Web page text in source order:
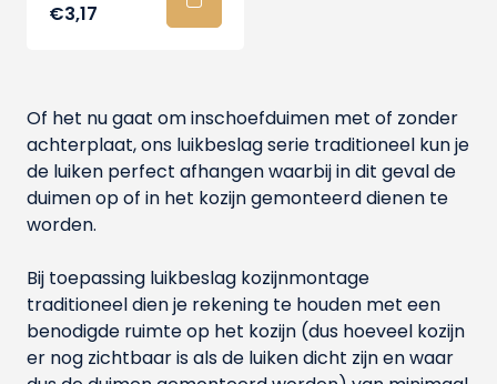
€3,17
Of het nu gaat om inschoefduimen met of zonder
achterplaat, ons luikbeslag serie traditioneel kun je
de luiken perfect afhangen waarbij in dit geval de
duimen op of in het kozijn gemonteerd dienen te
worden.
Bij toepassing luikbeslag kozijnmontage
traditioneel dien je rekening te houden met een
benodigde ruimte op het kozijn (dus hoeveel kozijn
er nog zichtbaar is als de luiken dicht zijn en waar